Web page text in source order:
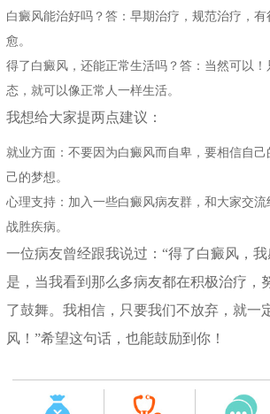
白癜风能治好吗？答：早期治疗，规范治疗，
愈。
得了白癜风，还能正常生活吗？答：当然可以
态，就可以像正常人一样生活。
我想给大家提两点建议：
就业方面：不要因为白癜风而自卑，要相信自
己的梦想。
心理支持：加入一些白癜风病友群，和大家交流
战胜疾病。
一位病友曾经跟我说过：“得了白癜风，
是，当我看到那么多病友都在积极治疗，
了鼓舞。我相信，只要我们不放弃，就一
风！”希望这句话，也能鼓励到你！